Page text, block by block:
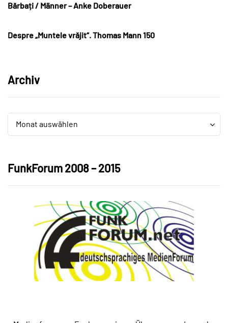
Bărbați / Männer – Anke Doberauer
Despre „Muntele vrăjit“. Thomas Mann 150
Archiv
Archiv
Monat auswählen
Archiv
FunkForum 2008 – 2015